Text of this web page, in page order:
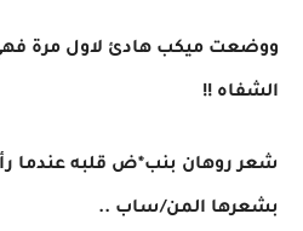
ووضعت ميكب هادئ لاول مرة
الشفاه !!
شعر روهان بنب*ض قلبه عندما
بشعرها المن/ساب ..